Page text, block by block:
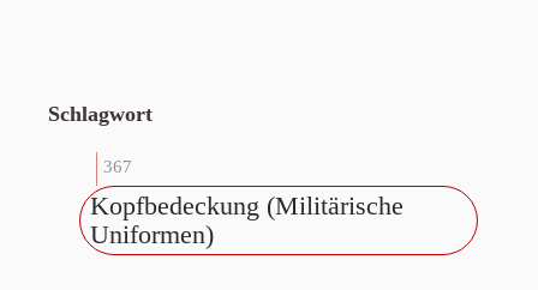
Schlagwort
367
Kopfbedeckung (Militärische
Uniformen)